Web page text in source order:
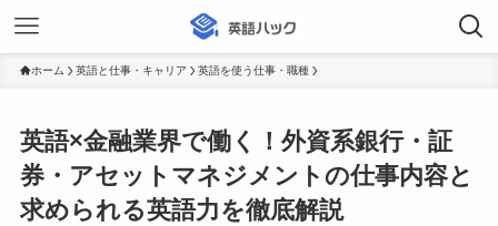
ホーム 英語と仕事・キャリア 英語を使う仕事・職種
英語×金融業界で働く！外資系銀行・証
券・アセットマネジメントの仕事内容と
求められる英語力を徹底解説